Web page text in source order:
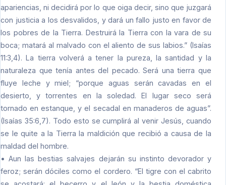
apariencias, ni decidirá por lo que oiga decir, sino que juzgará
con justicia a los desvalidos, y dará un fallo justo en favor de
los pobres de la Tierra. Destruirá la Tierra con la vara de su
boca; matará al malvado con el aliento de sus labios.” (Isaías
11:3,4). La tierra volverá a tener la pureza, la santidad y la
naturaleza que tenía antes del pecado. Será una tierra que
fluye leche y miel; “porque aguas serán cavadas en el
desierto, y torrentes en la soledad. El lugar seco será
tornado en estanque, y el secadal en manaderos de aguas”.
(Isaías 35:6,7). Todo esto se cumplirá al venir Jesús, cuando
se le quite a la Tierra la maldición que recibió a causa de la
maldad del hombre.
• Aun las bestias salvajes dejarán su instinto devorador y
feroz; serán dóciles como el cordero. “El tigre con el cabrito